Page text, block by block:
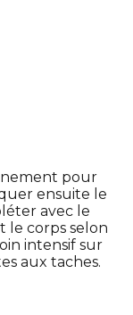
pour
ensuite le
avec le
le corps selon
intensif sur
aux taches.